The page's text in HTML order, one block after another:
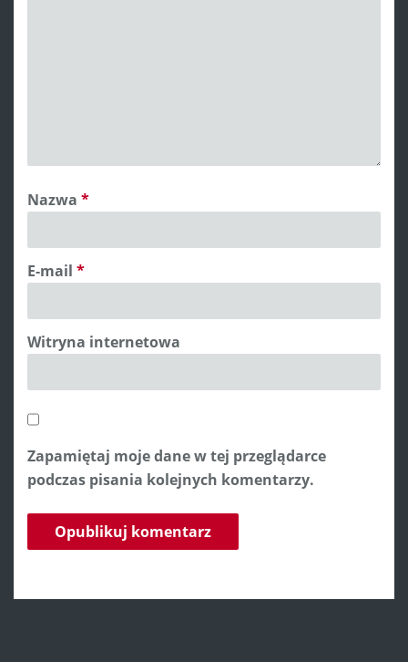
Nazwa *
E-mail *
Witryna internetowa
Zapamiętaj moje dane w tej przeglądarce
podczas pisania kolejnych komentarzy.